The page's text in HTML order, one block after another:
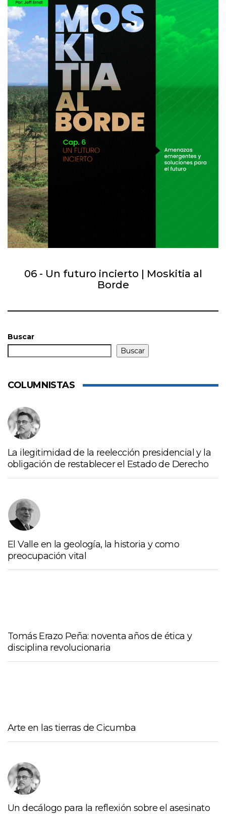
06 - Un futuro incierto | Moskitia al
Borde
Buscar
Buscar
COLUMNISTAS
La ilegitimidad de la reelección presidencial y la
obligación de restablecer el Estado de Derecho
El Valle en la geología, la historia y como
preocupación vital
Tomás Erazo Peña: noventa años de ética y
disciplina revolucionaria
Arte en las tierras de Cicumba
Un decálogo para la reflexión sobre el asesinato